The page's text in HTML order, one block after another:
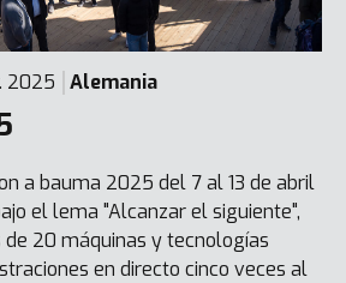
2025 Alemania
a bauma 2025 del 7 al 13 de abril
el lema "Alcanzar el siguiente",
20 máquinas y tecnologías
en directo cinco veces al